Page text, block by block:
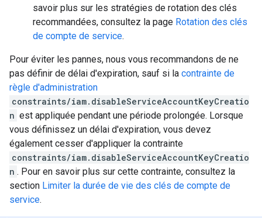
savoir plus sur les stratégies de rotation des clés
recommandées, consultez la page Rotation des clés
de compte de service.
Pour éviter les pannes, nous vous recommandons de ne
pas définir de délai d'expiration, sauf si la contrainte de
règle d'administration
constraints/iam.disableServiceAccountKeyCreatio
n est appliquée pendant une période prolongée. Lorsque
vous définissez un délai d'expiration, vous devez
également cesser d'appliquer la contrainte
constraints/iam.disableServiceAccountKeyCreatio
n . Pour en savoir plus sur cette contrainte, consultez la
section Limiter la durée de vie des clés de compte de
service.